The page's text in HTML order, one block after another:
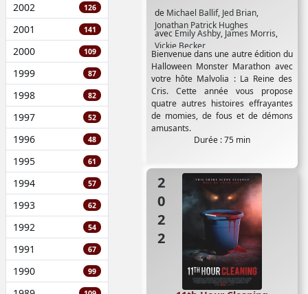
2002 126
2001 141
2000 109
1999 87
1998 82
1997 52
1996 48
1995 61
1994 57
1993 62
1992 54
1991 67
1990 99
de Michael Ballif, Jed Brian,
Jonathan Patrick Hughes
avec Emily Ashby, James Morris,
Vickie Becker
Bienvenue dans une autre édition du
Halloween Monster Marathon avec
votre hôte Malvolia : La Reine des
Cris. Cette année vous propose
quatre autres histoires effrayantes
de momies, de fous et de démons
amusants.
Durée : 75 min
2022